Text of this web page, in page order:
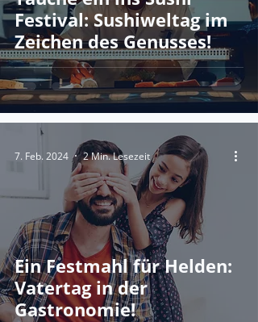
Festival: Sushiweltag im
Zeichen des Genusses!
Ein Festmahl für Helden:
Vatertag in der
Gastronomie!
7. Feb. 2024 2 Min. Lesezeit